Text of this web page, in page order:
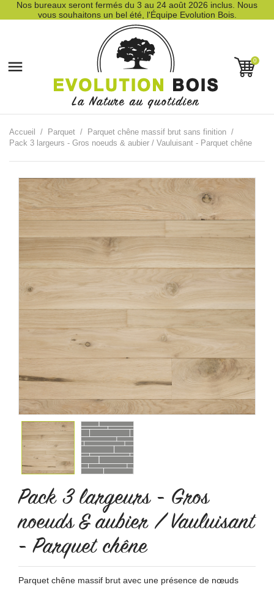
Nos bureaux seront fermés du 3 au 24 août 2026 inclus. Nous
vous souhaitons un bel été, l'Équipe Evolution Bois.
 0
Accueil Parquet
Parquet chêne massif brut sans finition
Pack 3 largeurs - Gros noeuds & aubier / Vauluisant - Parquet chêne
Pack 3 largeurs - Gros
noeuds & aubier / Vauluisant
- Parquet chêne
Parquet chêne massif brut avec une présence de nœuds